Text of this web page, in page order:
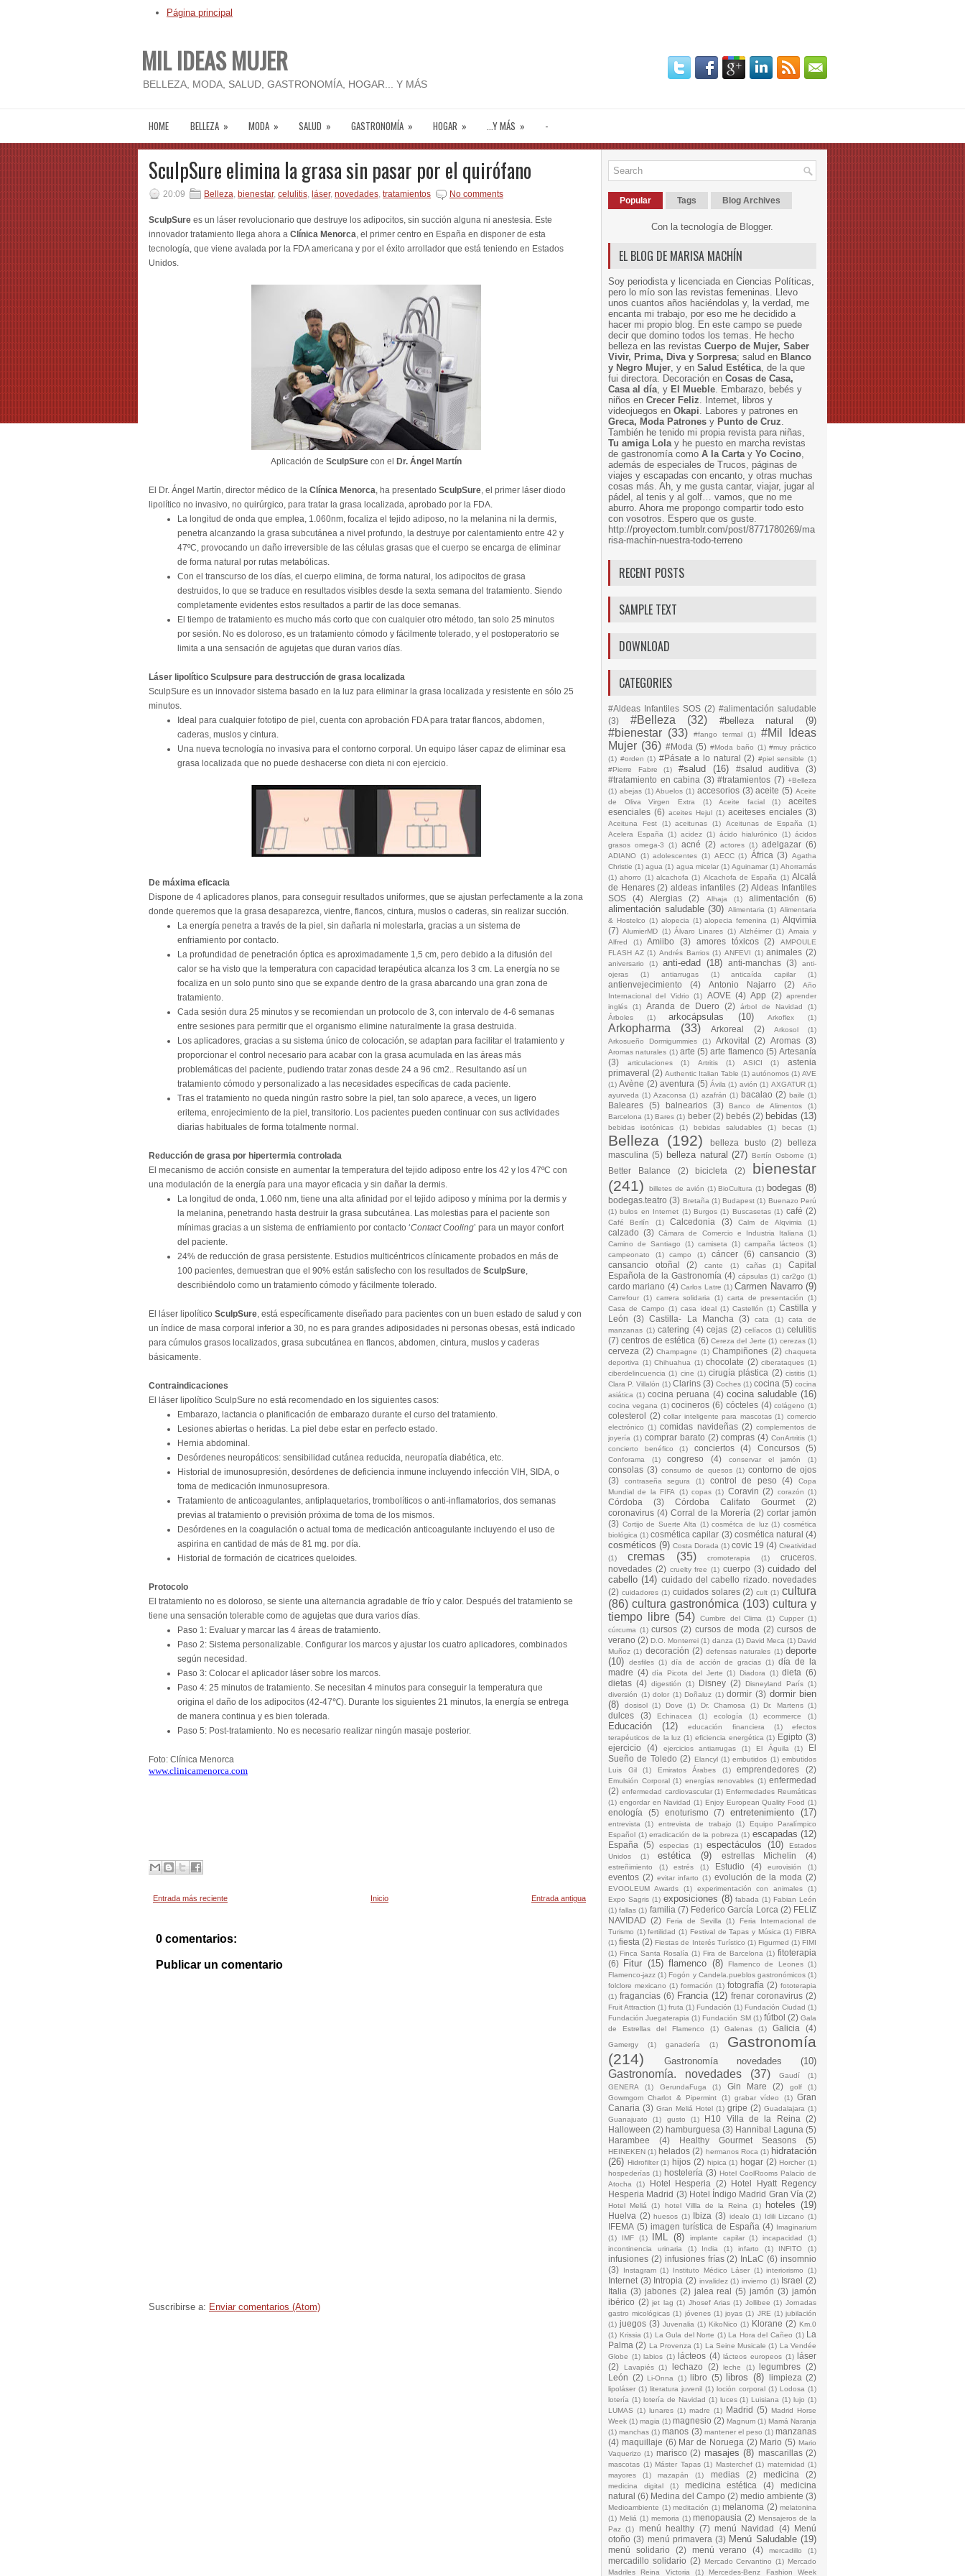
Página principal
MIL IDEAS MUJER
BELLEZA, MODA, SALUD, GASTRONOMÍA, HOGAR... Y MÁS
HOME BELLEZA » MODA » SALUD » GASTRONOMÍA » HOGAR » ...Y MÁS » -
SculpSure elimina la grasa sin pasar por el quirófano
20:09 Belleza, bienestar, celulitis, láser, novedades, tratamientos No comments
SculpSure es un láser revolucionario que destruye los adipocitos, sin succión alguna ni anestesia. Este
innovador tratamiento llega ahora a Clínica Menorca, el primer centro en España en disponer de esta
tecnología, que viene avalada por la FDA americana y por el éxito arrollador que está teniendo en Estados
Unidos.
Aplicación de SculpSure con el Dr. Ángel Martín
El Dr. Ángel Martín, director médico de la Clínica Menorca, ha presentado SculpSure, el primer láser diodo
lipolítico no invasivo, no quirúrgico, para tratar la grasa localizada, aprobado por la FDA.
La longitud de onda que emplea, 1.060nm, focaliza el tejido adiposo, no la melanina ni la dermis,
penetra alcanzando la grasa subcutánea a nivel profundo, la destruye por calentamiento entre 42 y
47ºC, provocando un daño irreversible de las células grasas que el cuerpo se encarga de eliminar
de forma natural por rutas metabólicas.
Con el transcurso de los días, el cuerpo elimina, de forma natural, los adipocitos de grasa
destruidos, lo que se traduce en resultados visibles desde la sexta semana del tratamiento. Siendo
completamente evidentes estos resultados a partir de las doce semanas.
El tiempo de tratamiento es mucho más corto que con cualquier otro método, tan solo 25 minutos
por sesión. No es doloroso, es un tratamiento cómodo y fácilmente tolerado, y el postoperatorio se
limita a una sensación de agujetas que duran varios días.
Láser lipolítico Sculpsure para destrucción de grasa localizada
SculpSure es un innovador sistema basado en la luz para eliminar la grasa localizada y resistente en sólo 25
minutos.
Ideal para cualquier fototipo de piel, cuenta con aprobación FDA para tratar flancos, abdomen,
caderas, muslos y cintura.
Una nueva tecnología no invasiva para el contorno corporal. Un equipo láser capaz de eliminar esa
grasa localizada que no puede deshacerse con dieta ni con ejercicio.
De máxima eficacia
Dispone de 4 aplicadores planos, para conseguir resultados uniformes, que se ajustan perfectamente a la zona
donde queremos que la grasa desaparezca, vientre, flancos, cintura, muslos o caderas, sin realizar succión.
La energía penetra a través de la piel, sin dañarla ni molestarla, gracias a un sistema de
enfriamiento por contacto.
La profundidad de penetración óptica es aproximadamente 1,5 cm, pero debido a la difusión del
calor se ha visto que la temperatura con capacidad terapéutica alcanza los 3 cm. La energía no se
focaliza en un solo punto sino que se expande dentro de la grasa abarcando una gran zona de
tratamiento.
Cada sesión dura 25 minutos y se recomiendan un protocolo de 3, con intervalo de 4-6 semanas
entre sesiones para permitir que el organismo elimine naturalmente la grasa destruida.
Los aplicadores, gracias a su sistema único de colocación, se adaptan para facilitar el tratamiento y
proporcionar el control necesario para acabar con la grasa acumulada en las áreas más
problemáticas del paciente, pudiendo tratar zonas desde 24 a 96 cm2.. Resultando así un
tratamiento cómodo y personalizado a las necesidades específicas de cada paciente.
Tras el tratamiento no queda ningún rastro sobre la piel, tan solo aparece, a veces, un ligero
eritema, enrojecimiento de la piel, transitorio. Los pacientes pueden continuar con sus actividades
diarias habituales de forma totalmente normal.
Reducción de grasa por hipertermia controlada
El mecanismo de acción consiste en aumentar la temperatura del tejido adiposo entre los 42 y los 47ºC con
una modulación de la energía para una mayor eficacia y sin dañar la dermis.
La longitud de onda, 1.060 nm, tiene una alta afinidad por el tejido adiposo y mínima por la dermis y
la melanina, penetrando hasta destruir la grasa subcutánea. Las molestias para el paciente son
mínimas gracias a un sistema de enfriamiento por contacto ‘Contact Cooling’ para un mayor confort
del paciente.
24% de reducción de grasa persistente. Estudios multicéntricos clínicamente probados en más de
100 pacientes, demuestran que el 90% están satisfecho con los resultados de SculpSure,
describiéndolo como un tratamiento cómodo y fácilmente tolerado.
El láser lipolítico SculpSure, está específicamente diseñado para pacientes con un buen estado de salud y con
un índice de masa corporal inferior a 30, no es para grandes adiposidades ni personas obesas, está indicado
para cúmulos grasos localizados, grasa subcutánea en flancos, abdomen, cintura, muslos y caderas
básicamente.
Contraindicaciones
El láser lipolítico SculpSure no está recomendado en los siguientes casos:
Embarazo, lactancia o planificación de embarazo durante el curso del tratamiento.
Lesiones abiertas o heridas. La piel debe estar en perfecto estado.
Hernia abdominal.
Desórdenes neuropáticos: sensibilidad cutánea reducida, neuropatía diabética, etc.
Historial de imunosupresión, desórdenes de deficiencia inmune incluyendo infección VIH, SIDA, o
toma de medicación inmunosupresora.
Tratamiento de anticoagulantes, antiplaquetarios, trombolíticos o anti-inflamatorios, dos semanas
previas al tratamiento o previsión próxima de toma de los mismos.
Desórdenes en la coagulación o actual toma de medicación anticoagulante incluyendo el uso de
aspirina en cantidad de más de 81 mg. por día.
Historial de formación de cicatrices queloides.
Protocolo
El tratamiento no es doloroso, se siente una alternancia agradable de frío y calor. Después del tratamiento se
tiene una sensación tolerable como de agujetas que dura varios días.
Paso 1: Evaluar y marcar las 4 áreas de tratamiento.
Paso 2: Sistema personalizable. Configurar los marcos y ajustar los cuatro aplicadores, combinados
según necesidad.
Paso 3: Colocar el aplicador láser sobre los marcos.
Paso 4: 25 minutos de tratamiento. Se necesitan 4 minutos para conseguir la temperatura que
origina el daño de los adipocitos (42-47℃). Durante los siguientes 21 minutos, la energía se entrega
de manera continua y es bien tolerada.
Paso 5: Post-tratamiento. No es necesario realizar ningún masaje posterior.
Foto: Clínica Menorca
www.clinicamenorca.com
Entrada más reciente Entrada antigua
Inicio
0 comentarios:
Publicar un comentario
Suscribirse a: Enviar comentarios (Atom)
Popular Tags Blog Archives
Con la tecnología de Blogger.
EL BLOG DE MARISA MACHÍN
Soy periodista y licenciada en Ciencias Políticas,
pero lo mío son las revistas femeninas. Llevo
unos cuantos años haciéndolas y, la verdad, me
encanta mi trabajo, por eso me he decidido a
hacer mi propio blog. En este campo se puede
decir que domino todos los temas. He hecho
belleza en las revistas Cuerpo de Mujer, Saber
Vivir, Prima, Diva y Sorpresa; salud en Blanco
y Negro Mujer, y en Salud Estética, de la que
fui directora. Decoración en Cosas de Casa,
Casa al día, y El Mueble. Embarazo, bebés y
niños en Crecer Feliz. Internet, libros y
videojuegos en Okapi. Labores y patrones en
Greca, Moda Patrones y Punto de Cruz.
También he tenido mi propia revista para niñas,
Tu amiga Lolay he puesto en marcha revistas
de gastronomía como A la Cartay Yo Cocino,
además de especiales de Trucos, páginas de
viajes y escapadas con encanto, y otras muchas
cosas más. Ah, y me gusta cantar, viajar, jugar al
pádel, al tenis y al golf… vamos, que no me
aburro. Ahora me propongo compartir todo esto
con vosotros. Espero que os guste.
http://proyectom.tumblr.com/post/8771780269/ma
risa-machin-nuestra-todo-terreno
RECENT POSTS
SAMPLE TEXT
DOWNLOAD
CATEGORIES
#Aldeas Infantiles SOS (2) #alimentación saludable
(3)
#Belleza (32) #belleza natural (9)
#bienestar (33) #fango termal (1)
#Mil Ideas
Mujer (36) #Moda (5) #Moda baño (1) #muy práctico
(1) #orden (1) #Pásate a lo natural (2) #piel sensible (1)
#Pierre Fabre
(1) #salud (16) #salud auditiva
(3)
#tratamiento en cabina (3) #tratamientos (7) +Belleza
(1) abejas (1) Abuelos (1) accesorios (3) aceite (5) Aceite
de Oliva Virgen Extra
(1) Aceite facial (1)
aceites
esenciales (6) aceites Hejul (1) aceiteses enciales (3)
Aceituna Fest (1) aceitunas (1) Aceitunas de España
(1)
Acelera España
(1) acidez (1) ácido hialurónico (1) ácidos
grasos omega-3
(1) acné (2) actores (1) adelgazar (6)
ADIANO (1) adolescentes (1) AECC (1) África (3) Agatha
Christie (1) agua (1) agua micelar (1) Aguinamar (1) Ahorramás
(1) ahorro (1) alcachofa (1) Alcachofa de España (1) Alcalá
de Henares (2) aldeas infantiles (2) Aldeas Infantiles
SOS
(4) Alergias (2) Alhaja (1) alimentación (6)
alimentación saludable (30) Alimentaria (1) Alimentaria
& Hostelco (1) alopecia (1) alopecia femenina (1) Alqvimia
(7) AlumierMD (1) Álvaro Linares (1) Alzhéimer (1) Amaia y
Alfred
(1) Amiibo (3) amores tóxicos (2)
AMPOULE
FLASH AZ (1) Andrés Barrios (1) ANFEVI (1) animales (2)
aniversario (1) anti-edad (18) anti-manchas (3)
anti-
ojeras
(1) antiarrugas (1) anticaída capilar (1)
antienvejecimiento (4) Antonio Najarro (2)
Año
Internacional del Vidrio
(1) AOVE (4) App (2) aprender
inglés
(1) Aranda de Duero (2) árbol de Navidad
(1)
Árboles
(1) arkocápsulas (10) Arkoflex (1)
Arkopharma (33) Arkoreal (2) Arkosol
(1)
Arkosueño Dormigummies
(1) Arkovital (2) Aromas (3)
Aromas naturales (1) arte (5) arte flamenco (5) Artesanía
(3)
articulaciones (1) Artritis (1) ASICI (1)
astenia
primaveral (2) Authentic Italian Table (1) autónomos (1) AVE
(1) Avène (2) aventura (5) Ávila (1) avión (1) AXGATUR (1)
ayurveda (1) Azaconsa (1) azafrán (1) bacalao (2) baile (1)
Baleares (5) balnearios (3) Banco de Alimentos
(1)
Barcelona (1) Bares (1) beber (2) bebés (2) bebidas (13)
bebidas isotónicas (1) bebidas saludables (1) becas (1)
Belleza (192) belleza busto (2)
belleza
masculina (5) belleza natural (27) Bertín Osborne (1)
Better Balance (2) bicicleta (2)
bienestar
(241)
billetes de avión (1) BioCultura (1) bodegas (8)
bodegas.teatro (3) Bretaña (1) Budapest (1) Buenazo Perú
(1) bulos en Internet (1) Burgos (1) Buscasetas (1) café (2)
Café Berlín (1) Calcedonia (3) Calm de Alqvimia (1)
calzado (3) Cámara de Comercio e Industria Italiana
(1)
Camino de Santiago
(1) camiseta (1) campaña lácteos (1)
campeonato
(1) campo (1) cáncer (6) cansancio
(3)
cansancio otoñal
(2) cante (1) cañas (1)
Capital
Española de la Gastronomía (4) cápsulas (1) car2go (1)
cardo mariano (4) Carlos Latre (1) Carmen Navarro (9)
Carrefour (1) carrera solidaria (1) carta de presentación
(1)
Casa de Campo (1) casa ideal (1) Castellón (1) Castilla y
León
(3) Castilla- La Mancha (3) cata (1)
cata de
manzanas (1) catering (4) cejas (2) celíacos (1) celulitis
(7) centros de estética (6) Cereza del Jerte (1) cerezas (1)
cerveza (2) Champagne (1) Champiñones (2) chaqueta
deportiva (1) Chihuahua (1) chocolate (2) ciberataques (1)
ciberdelincuencia (1) cine (1) cirugía plástica (2) cistitis (1)
Clara P. Villalón (1) Clarins (3) Coches (1) cocina (5) cocina
asiática (1) cocina peruana (4) cocina saludable (16)
cocina vegana (1) cocineros (6) cócteles (4) colágeno (1)
colesterol (2) collar inteligente para mascotas (1) comercio
electrónico (1) comidas navideñas (2) complementos de
joyería (1) comprar barato (2) compras (4) ConArtritis (1)
concierto benéfico
(1) conciertos (4) Concursos (5)
Conforama (1) congreso (4) conservar el jamón (1)
consolas (3) consumo de quesos (1) contorno de ojos
(3)
contraseña segura (1) control de peso (4)
Copa
Mundial de la FIFA
(1) copas (1) Coravin (2) corazón (1)
Córdoba (3) Córdoba Califato Gourmet
(2)
coronavirus (4) Corral de la Morería (2) cortar jamón
(3) Cortijo de Suerte Alta (1) cosmétca de luz (1) cosmética
biológica (1) cosmética capilar (3) cosmética natural (4)
cosméticos (9) Costa Dorada (1) covic 19 (4) Creatividad
(1)
cremas (35) cromoterapia (1)
cruceros.
novedades (2) cruelty free (1) cuerpo (3) cuidado del
cabello (14) cuidado del cabello rizado. novedades
(2) cuidadores (1) cuidados solares (2) cult (1) cultura
(86) cultura gastronómica (103) cultura y
tiempo libre (54) Cumbre del Clima (1) Cupper (1)
cúrcuma (1) cursos (2) cursos de moda (2) cursos de
verano (2) D.O. Monterrei (1) danza (1) David Meca (1) David
Muñoz (1) decoración (2) defensas naturales (1) deporte
(10)
desfiles (1) día de acción de gracias (1) día de la
madre (4) día Picota del Jerte (1) Diadora (1) dieta (6)
dietas (4) digestión (1) Disney (2) Disneyland París (1)
diversión (1) dolor (1) Doñaluz (1) dormir (3) dormir bien
(8)
dosisol (1) Dove (1) Dr. Chamosa (1) Dr. Martens (1)
dulces (3) Echinacea (1) ecología (1) ecommerce (1)
Educación (12) educación financiera (1)
efectos
terapéuticos de la luz (1) eficiencia energética (1) Egipto (3)
ejercicio
(4) ejercicios antiarrugas (1) El Águila (1)
El
Sueño de Toledo (2) Elancyl (1) embutidos (1) embutidos
Luis Gil
(1) Emiratos Árabes (1) emprendedores (2)
Emulsión Corporal (1) energías renovables (1) enfermedad
(2) enfermedad cardiovascular (1) Enfermedades Reumáticas
(1) engordar en Navidad (1) Enjoy European Quality Food (1)
enología (5) enoturismo (7) entretenimiento (17)
entrevista (1) entrevista de trabajo (1)
Equipo Paralímpico
Español (1) erradicación de la pobreza (1) escapadas (12)
España (5) especias (1) espectáculos (10)
Estados
Unidos
(1) estética (9) estrellas Michelin (4)
estreñimiento (1) estrés (1) Estudio (4) eurovisión (1)
eventos (2) evitar infarto (1) evolución de la moda (2)
EVOOLEUM Awards (1) experimentación con animales
(1)
Expo Sagris (1) exposiciones (8) fabada (1) Fabian León
(1) fallas (1) familia (7) Federico García Lorca (2) FELIZ
NAVIDAD (2) Feria de Sevilla (1)
Feria Internacional de
Turismo (1) fertilidad (1) Festival de Tapas y Música (1) FIBRA
(1) fiesta (2) Fiestas de Interés Turístico (1) Figurmed (1) FIMI
(1) Finca Santa Rosalía (1) Fira de Barcelona (1) fitoterapia
(6)
Fitur (15) flamenco (8) Flamenco de Leones (1)
Flamenco-jazz (1) Fogón y Candela.pueblos gastronómicos (1)
folclore mexicano (1) formación (1) fotografía (2) fototerapia
(1) fragancias (6) Francia (12) frenar coronavirus (2)
Fruit Attraction (1) fruta (1) Fundación (1) Fundación Ciudad (1)
Fundación Juegaterapia (1) Fundación SM (1) fútbol (2) Gala
de Estrellas del Flamenco
(1) Galenas (1) Galicia (4)
Gamergy (1) ganadería (1)
Gastronomía
(214)
Gastronomía novedades (10)
Gastronomía. novedades (37) Gaudí
(1)
GENERA
(1) GerundaFuga (1) Gin Mare (2) golf
(1)
Gowmgom Charlot & Pipermint
(1) grabar vídeo (1) Gran
Canaria (3) Gran Meliá Hotel (1) gripe (2) Guadalajara (1)
Guanajuato
(1) gusto (1) H10 Villa de la Reina
(2)
Halloween (2) hamburguesa (3) Hannibal Laguna (5)
Harambee
(4) Healthy Gourmet Seasons (5)
HEINEKEN (1) helados (2) hermanos Roca (1) hidratación
(26) Hidrofilter (1) hijos (2) hipica (1) hogar (2) Horcher (1)
hospederías (1) hostelería (3) Hotel CoolRooms Palacio de
Atocha
(1) Hotel Hesperia (2) Hotel Hyatt Regency
Hesperia Madrid (3) Hotel Índigo Madrid Gran Vía (2)
Hotel Meliá (1) hotel Villla de la Reina (1) hoteles (19)
Huelva (2) huesos (1) Ibiza (3) idealo (1) Idili Lizcano (1)
IFEMA (5) imagen turística de España (4) Imaginarium
(1)
IMF (1) IML (8) implante capilar (1) incapacidad
(1)
incontinencia urinaria
(1) India (1) infarto (1) INFITO (1)
infusiones (2) infusiones frías (2) InLaC (6) insomnio
(3)
Instagram (1) Instituto Médico Láser (1) interiorismo (1)
Internet (3) Intropia (2) invalidez (1) invierno (1) Israel (2)
Italia (3) jabones (2) jalea real (5) jamón (3) jamón
ibérico (2) jet lag (1) Jhosef Arias (1) Jollibee (1) Jornadas
gastro micológicas (1) jóvenes (1) joyas (1) JRE (1) jubilación
(1) juegos (3) Juvenalia (1) KikoNico (1) Klorane (2) Km.0
(1) Krissia (1) La Gula del Norte (1) La Hora del Cañeo (1) La
Palma (2) La Provenza (1) La Seine Musicale (1) La Vendée
Globe (1) labios (1) lácteos (4) lácteos europeos (1) láser
(2)
Lavapiés (1) lechazo (2) leche (1) legumbres (2)
León (2) Li-Onna (1) libro (5) libros (8) limpieza (2)
lipoláser (1) literatura juvenil (1) loción corporal (1) Lodosa (1)
lotería (1) lotería de Navidad (1) luces (1) Luisiana (1) lujo (1)
LUMAS (1) lunares (1) madre (1) Madrid (5) Madrid Horse
Week (1) magia (1) magnesio (2) Magnum (1) Mamá Naranja
(1) manchas (1) manos (3) mantener el peso (1) manzanas
(4) maquillaje (6) Mar de Noruega (2) Mario (5) Mario
Vaquerizo (1) marisco (2) masajes (8) mascarillas (2)
mascotas (1) Máster Tapas (1) Masterchef (1) maternidad (1)
mayores
(1) mazapán (1) medias (2) medicina (2)
medicina digital (1) medicina estética (4)
medicina
natural (6) Medina del Campo (2) medio ambiente (3)
Medioambiente (1) meditación (1) melanoma (2) melatonina
(1) Meliá (1) memoria (1) menopausia (2) Mensajeros de la
Paz (1) menú healthy (7) menú Navidad (4) Menú
otoño (3) menú primavera (3) Menú Saludable (19)
menú solidario (2) menú verano (4) mercadillo (1)
mercadillo solidario (2) Mercado Cervantino (1) Mercado
Madriles Reina Victoria
(1) Mercedes-Benz Fashion Week